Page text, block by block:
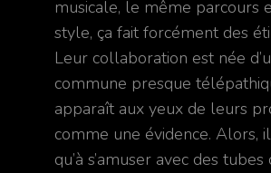
musicale, le même parcours
style, ça fait forcément des
Leur collaboration est née
commune presque
apparaît aux yeux de leurs
comme une évidence. Alors,
qu’à s’amuser avec des